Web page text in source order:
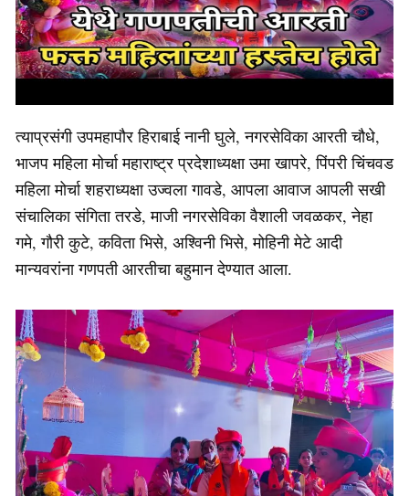
त्याप्रसंगी उपमहापौर हिराबाई नानी घुले, नगरसेविका आरती चौधे,
भाजप महिला मोर्चा महाराष्ट्र प्रदेशाध्यक्षा उमा खापरे, पिंपरी चिंचवड
महिला मोर्चा शहराध्यक्षा उज्वला गावडे, आपला आवाज आपली सखी
संचालिका संगिता तरडे, माजी नगरसेविका वैशाली जवळकर, नेहा
गमे, गौरी कुटे, कविता भिसे, अश्विनी भिसे, मोहिनी मेटे आदी
मान्यवरांना गणपती आरतीचा बहुमान देण्यात आला.